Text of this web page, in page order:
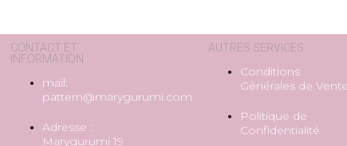
CONTACT ET
INFORMATION
mail:
pattern@marygurumi.com
Adresse :
Marygurumi 19
AUTRES SERVICES
Conditions
Générales de
Politique de
Confidentialité